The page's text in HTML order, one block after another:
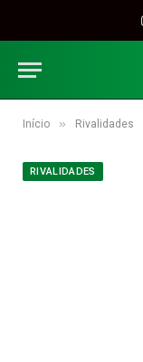
Início » Rivalidades
RIVALIDADES